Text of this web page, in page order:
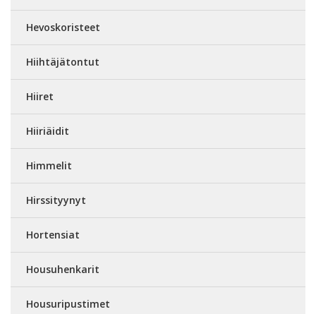
Hevoskoristeet
Hiihtäjätontut
Hiiret
Hiiriäidit
Himmelit
Hirssityynyt
Hortensiat
Housuhenkarit
Housuripustimet